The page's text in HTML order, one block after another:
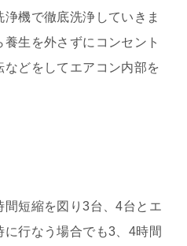
機で徹底洗浄していきま
生を外さずにコンセント
どをしてエアコン内部を
間短縮を図り3台、4台とエ
行なう場合でも3、4時間